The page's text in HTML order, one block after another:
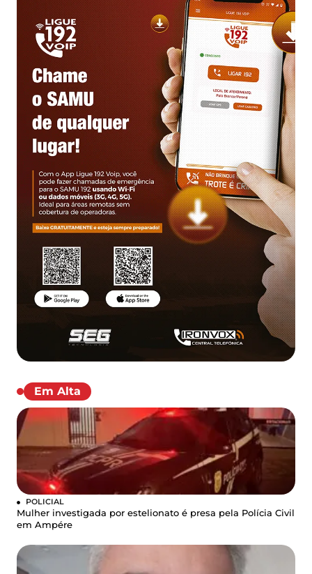
Em Alta
POLICIAL
Mulher investigada por estelionato é presa pela Polícia Civil
em Ampére